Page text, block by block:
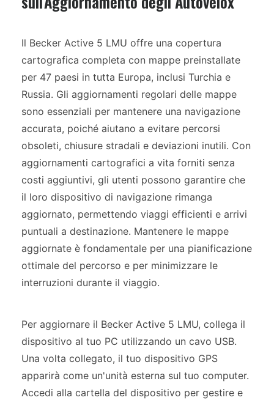
Il Becker Active 5 LMU offre una copertura
cartografica completa con mappe preinstallate
per 47 paesi in tutta Europa, inclusi Turchia e
Russia. Gli aggiornamenti regolari delle mappe
sono essenziali per mantenere una navigazione
accurata, poiché aiutano a evitare percorsi
obsoleti, chiusure stradali e deviazioni inutili. Con
aggiornamenti cartografici a vita forniti senza
costi aggiuntivi, gli utenti possono garantire che
il loro dispositivo di navigazione rimanga
aggiornato, permettendo viaggi efficienti e arrivi
puntuali a destinazione. Mantenere le mappe
aggiornate è fondamentale per una pianificazione
ottimale del percorso e per minimizzare le
interruzioni durante il viaggio.
Per aggiornare il Becker Active 5 LMU, collega il
dispositivo al tuo PC utilizzando un cavo USB.
Una volta collegato, il tuo dispositivo GPS
apparirà come un'unità esterna sul tuo computer.
Accedi alla cartella del dispositivo per gestire e